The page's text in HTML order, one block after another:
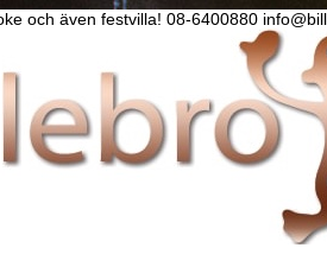
och även festvilla! 08-6400880